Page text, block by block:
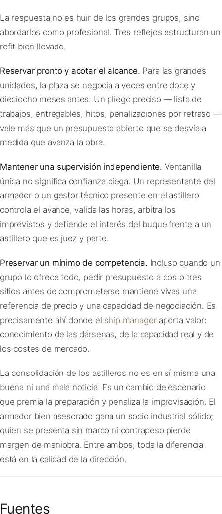
La respuesta no es huir de los grandes grupos, sino
abordarlos como profesional. Tres reflejos estructuran un
refit bien llevado.
Reservar pronto y acotar el alcance. Para las grandes
unidades, la plaza se negocia a veces entre doce y
dieciocho meses antes. Un pliego preciso — lista de
trabajos, entregables, hitos, penalizaciones por retraso —
vale más que un presupuesto abierto que se desvía a
medida que avanza la obra.
Mantener una supervisión independiente. Ventanilla
única no significa confianza ciega. Un representante del
armador o un gestor técnico presente en el astillero
controla el avance, valida las horas, arbitra los
imprevistos y defiende el interés del buque frente a un
astillero que es juez y parte.
Preservar un mínimo de competencia. Incluso cuando un
grupo lo ofrece todo, pedir presupuesto a dos o tres
sitios antes de comprometerse mantiene vivas una
referencia de precio y una capacidad de negociación. Es
precisamente ahí donde el ship manageraporta valor:
conocimiento de las dársenas, de la capacidad real y de
los costes de mercado.
La consolidación de los astilleros no es en sí misma una
buena ni una mala noticia. Es un cambio de escenario
que premia la preparación y penaliza la improvisación. El
armador bien asesorado gana un socio industrial sólido;
quien se presenta sin marco ni contrapeso pierde
margen de maniobra. Entre ambos, toda la diferencia
está en la calidad de la dirección.
Fuentes